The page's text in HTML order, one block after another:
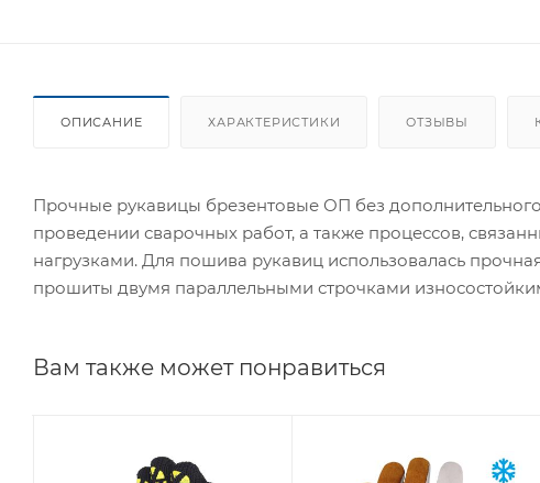
ОПИСАНИЕ ХАРАКТЕРИСТИКИ ОТЗЫВЫ
Прочные рукавицы брезентовые ОП без
проведении сварочных работ, а также процессов,
нагрузками. Для пошива рукавиц использовалась
прошиты двумя параллельными строчками
Вам также может понравиться